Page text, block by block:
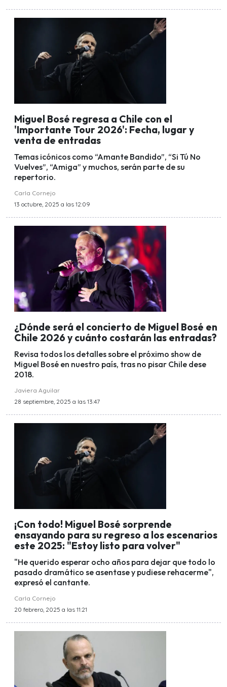
Miguel Bosé regresa a Chile con el
'Importante Tour 2026': Fecha, lugar y
venta de entradas
Temas icónicos como “Amante Bandido”, “Si Tú No
Vuelves”, “Amiga” y muchos, serán parte de su
repertorio.
Carla Cornejo
13 octubre, 2025 a las 12:09
¿Dónde será el concierto de Miguel Bosé en
Chile 2026 y cuánto costarán las entradas?
Revisa todos los detalles sobre el próximo show de
Miguel Bosé en nuestro país, tras no pisar Chile dese
2018.
Javiera Aguilar
28 septiembre, 2025 a las 13:47
¡Con todo! Miguel Bosé sorprende
ensayando para su regreso a los escenarios
este 2025: "Estoy listo para volver"
"He querido esperar ocho años para dejar que todo lo
pasado dramático se asentase y pudiese rehacerme",
expresó el cantante.
Carla Cornejo
20 febrero, 2025 a las 11:21